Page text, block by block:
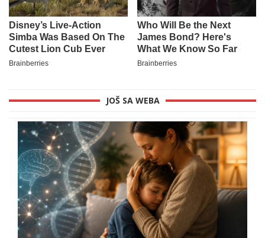
JOŠ SA WEBA